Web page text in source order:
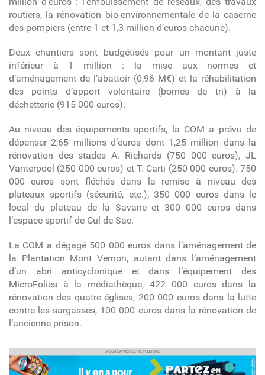
routiers, la rénovation bio-environnementale de la caserne
des pompiers (entre 1 et 1,3 million d’euros chacune).
Deux chantiers sont budgétisés pour un montant juste
inférieur à 1 million : la mise aux normes et
d’aménagement de l’abattoir (0,96 M€) et la réhabilitation
des points d’apport volontaire (bornes de tri) à la
déchetterie (915 000 euros).
Au niveau des équipements sportifs, la COM a prévu de
dépenser 2,65 millions d’euros dont 1,25 million dans la
rénovation des stades A. Richards (750 000 euros), JL
Vanterpool (250 000 euros) et T. Carti (250 000 euros). 750
000 euros sont fléchés dans la remise à niveau des
plateaux sportifs (sécurité, etc.), 350 000 euros dans le
local du plateau de la Savane et 300 000 euros dans
l’espace sportif de Cul de Sac.
La COM a dégagé 500 000 euros dans l’aménagement de
la Plantation Mont Vernon, autant dans l’aménagement
d’un abri anticyclonique et dans l’équipement des
MicroFolies à la médiathèque, 422 000 euros dans la
rénovation des quatre églises, 200 000 euros dans la lutte
contre les sargasses, 100 000 euros dans la rénovation de
l’ancienne prison.
article